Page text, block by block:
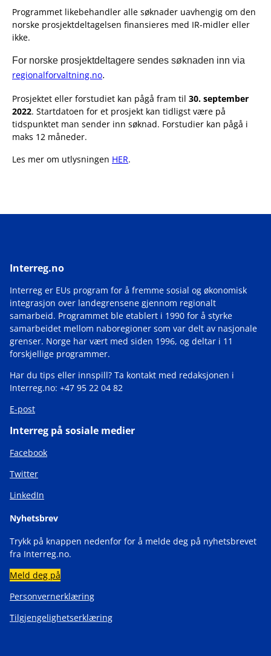
Programmet likebehandler alle søknader uavhengig om den
norske prosjektdeltagelsen finansieres med IR-midler eller
ikke.
For norske prosjektdeltagere sendes søknaden inn via
regionalforvaltning.no.
Prosjektet eller forstudiet kan pågå fram til 30. september
2022. Startdatoen for et prosjekt kan tidligst være på
tidspunktet man sender inn søknad. Forstudier kan pågå i
maks 12 måneder.
Les mer om utlysningen HER.
Interreg.no
Interreg er EUs program for å fremme sosial og økonomisk
integrasjon over landegrensene gjennom regionalt
samarbeid. Programmet ble etablert i 1990 for å styrke
samarbeidet mellom naboregioner som var delt av nasjonale
grenser. Norge har vært med siden 1996, og deltar i 11
forskjellige programmer.
Har du tips eller innspill? Ta kontakt med redaksjonen i
Interreg.no: +47 95 22 04 82
E-post
Interreg på sosiale medier
Facebook
Twitter
LinkedIn
Nyhetsbrev
Trykk på knappen nedenfor for å melde deg på nyhetsbrevet
fra Interreg.no.
Meld deg på
Personvernerklæring
Tilgjengelighetserklæring